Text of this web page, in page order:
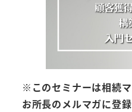
※このセミナーは相続
お所長のメルマガに登